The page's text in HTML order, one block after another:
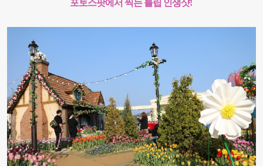
포토스팟에서 찍는 튤립 인생샷!